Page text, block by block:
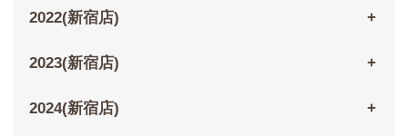
2022(新宿店)
2023(新宿店)
2024(新宿店)